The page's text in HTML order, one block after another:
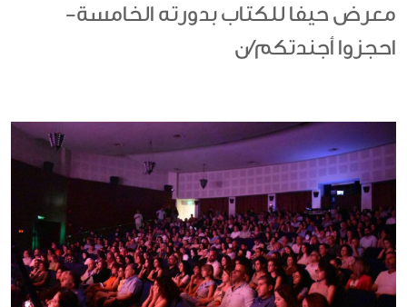
معرض حيفا للكتاب بدورته الخامسة-
احجزوا أجندتكم/ن